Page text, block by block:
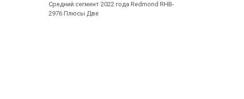
Средний сегмент 2022 года Redmond RHB-
2976 Плюсы Две